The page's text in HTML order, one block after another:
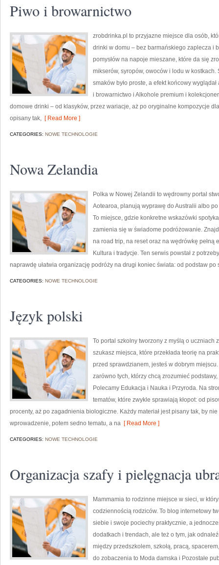
Piwo i browarnictwo
zrobdrinka.pl to przyjazne miejsce dla osób,
drinki w domu – bez barmańskiego zaplecza i
pomysłów na napoje mieszane, które da się
mikserów, syropów, owoców i lodu w
smaków było proste, a efekt końcowy
i browarnictwo i Alkohole premium i
domowe drinki – od klasyków, przez wariacje, aż po oryginalne kompozycje
opisany tak, [ Read More ]
CATEGORIES: NOWE TECHNOLOGIE
Nowa Zelandia
Polka w Nowej Zelandii to wędrowny portal
Aotearoa, planują wyprawę do Australii albo
To miejsce, gdzie konkretne wskazówki
zamienia się w świadome podróżowanie.
na road trip, na reset oraz na wędrówkę
Kultura i tradycje. Ten serwis powstał z
naprawdę ułatwia organizację podróży na drugi koniec świata: od podstaw po
CATEGORIES: NOWE TECHNOLOGIE
Język polski
To portal szkolny tworzony z myślą o uczniach
szukasz miejsca, które przekłada teorię na
przed sprawdzianem, jesteś w dobrym
zarówno tych, którzy chcą zrozumieć
Polecamy Edukacja i Nauka i Przyroda. Na
tematów, które zwykle sprawiają kłopot: od
procenty, aż po zagadnienia biologiczne. Każdy materiał jest pisany tak, by
wprowadzenie, potem sedno tematu, a na [ Read More ]
CATEGORIES: NOWE TECHNOLOGIE
Organizacja szafy i pielęgnacja
Mammamia to rodzinne miejsce w sieci, w
codziennością rodziców. To blog internetowy
siebie i swoje pociechy praktycznie, a
dodatkach i trendach, ale też o tym, jak
między przedszkolem, szkołą, pracą,
do zobaczenia to Moda damska i Pozostałe